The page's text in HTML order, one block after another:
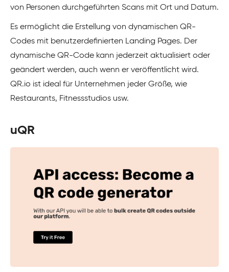
von Personen durchgeführten Scans mit Ort und Datum.
Es ermöglicht die Erstellung von dynamischen QR-
Codes mit benutzerdefinierten Landing Pages. Der
dynamische QR-Code kann jederzeit aktualisiert oder
geändert werden, auch wenn er veröffentlicht wird.
QR.io ist ideal für Unternehmen jeder Größe, wie
Restaurants, Fitnessstudios usw.
uQR